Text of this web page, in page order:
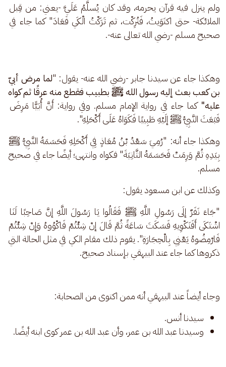
ولم ينزل فيه قرآن يحرمه، وقد كان يُسلَّمُ عَلَيَّ -يعني: من قِبل
الملائكة- حتى اكتَوَيتُ، فَتُرِكْت، ثم تَرَكْتُ الْكَي فَعَادَ" كما جاء في
صحيح مسلم -رضي الله تعالى عنه-.
وهكذا جاء عن سيدنا جابر -رضي الله عنه- يقول: "لما مرض أبيّ
بن كعب بعث إليه رسول الله ﷺ بطبيب فقطع منه عرقًا ثم كواه
عليه" كما جاء في رواية الإمام مسلم. وفي رواية: أَنَّ أُبَيًّا مَرِضَ
فَبَعَثَ النَّبِيُّ ﷺ إلَيْهِ طَبِيبًا فَكَوَاهُ عَلَى أَكْحَلِهِ".
وهكذا جاء أنه: "رُمِيَ سَعْدُ بْنُ مُعَاذٍ فِي أَكْحَلِهِ فَحَسَمَهُ النَّبِيُّ ﷺ
بِيَدِهِ ثُمَّ وَرِمَتْ فَحَسَمَهُ الثَّانِيَةَ" فكواه وانتهى؛ أيضًا جاء في صحيح
مسلم.
وكذلك عن ابن مسعود يقول:
"جَاءَ نَفَرٌ إلَى رَسُولِ اللَّهِ ﷺ فَقَالُوا يَا رَسُولَ اللَّهِ إنَّ صَاحِبًا لَنَا
اشْتَكَى أَفَنَكْوِيهِ فَسَكَتَ سَاعَةً ثُمَّ قَالَ إنْ شِئْتُمْ فَاكْوُوهُ وَإِنْ شِئْتُمْ
فَارْمِضُوهُ يَعْنِي بِالْحِجَارَةِ". يقوم ذلك مقام الكي في مثل الحالة التي
ذكروها كما جاء عند البيهقي بإسناد صحيح.
وجاء أيضاً عند البيهقي أنه ممن اكتوى من الصحابة:
سيدنا أنس.
وسيدنا عبد الله بن عمر، وأن عبد الله بن عمر كوى ابنه أيضًا.